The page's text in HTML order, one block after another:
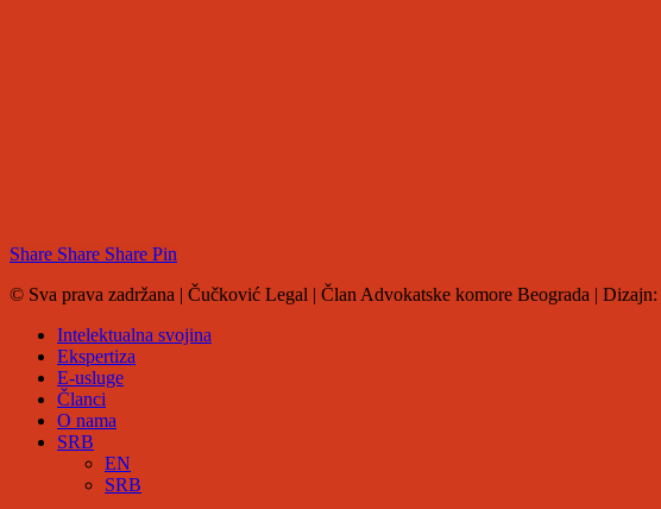
Share
Share Share Share Pin
© Sva prava zadržana | Čučković Legal | Član Advokatske komore Beograda | Dizajn:
Close
Menu
Intelektualna svojina
Ekspertiza
E-usluge
Članci
O nama
SRB
EN
SRB